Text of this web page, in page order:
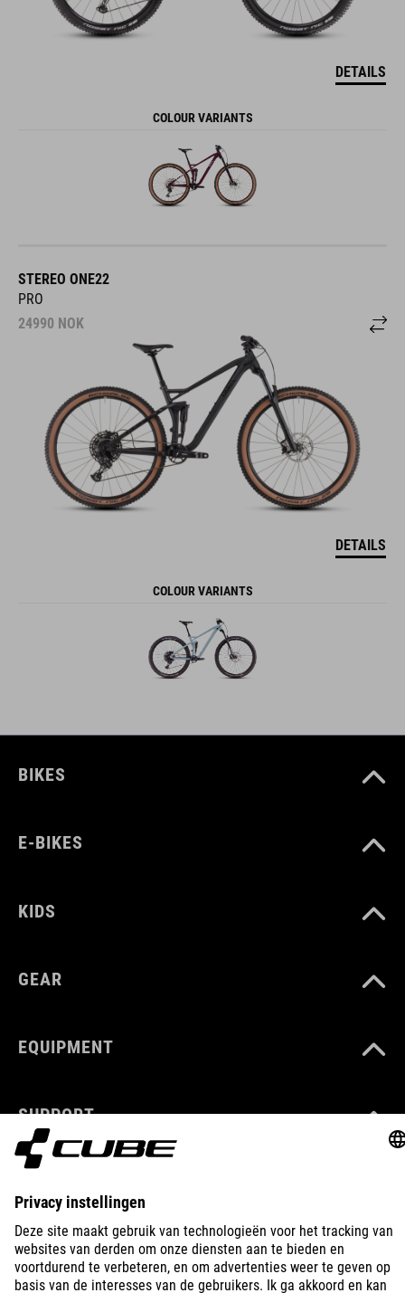
DETAILS
COLOUR VARIANTS
STEREO ONE22
PRO
24990 NOK
DETAILS
COLOUR VARIANTS
BIKES
E-BIKES
KIDS
GEAR
EQUIPMENT
SUPPORT
EXPLORE